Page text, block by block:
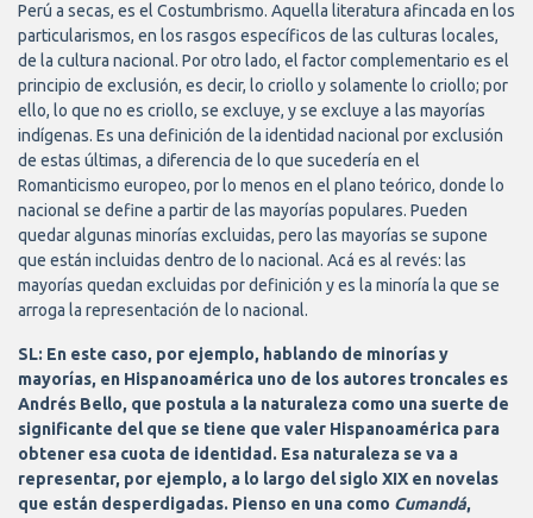
Perú a secas, es el Costumbrismo. Aquella literatura afincada en los
particularismos, en los rasgos específicos de las culturas locales,
de la cultura nacional. Por otro lado, el factor complementario es el
principio de exclusión, es decir, lo criollo y solamente lo criollo; por
ello, lo que no es criollo, se excluye, y se excluye a las mayorías
indígenas. Es una definición de la identidad nacional por exclusión
de estas últimas, a diferencia de lo que sucedería en el
Romanticismo europeo, por lo menos en el plano teórico, donde lo
nacional se define a partir de las mayorías populares. Pueden
quedar algunas minorías excluidas, pero las mayorías se supone
que están incluidas dentro de lo nacional. Acá es al revés: las
mayorías quedan excluidas por definición y es la minoría la que se
arroga la representación de lo nacional.
SL: En este caso, por ejemplo, hablando de minorías y
mayorías, en Hispanoamérica uno de los autores troncales es
Andrés Bello, que postula a la naturaleza como una suerte de
significante del que se tiene que valer Hispanoamérica para
obtener esa cuota de identidad. Esa naturaleza se va a
representar, por ejemplo, a lo largo del siglo XIX en novelas
que están desperdigadas. Pienso en una como Cumandá,